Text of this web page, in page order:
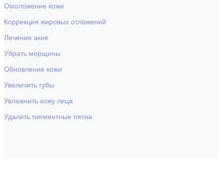
Омоложение кожи
Коррекция жировых отложений
Лечение акне
Убрать морщины
Обновление кожи
Увеличить губы
Увлажнить кожу лица
Удалить пигментные пятна